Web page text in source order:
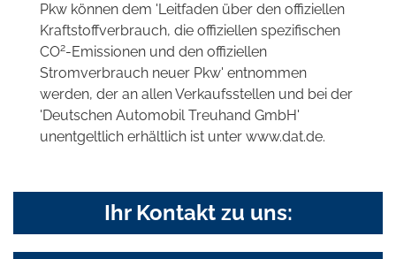
Pkw können dem 'Leitfaden über den offiziellen
Kraftstoffverbrauch, die offiziellen spezifischen
CO2-Emissionen und den offiziellen
Stromverbrauch neuer Pkw' entnommen
werden, der an allen Verkaufsstellen und bei der
'Deutschen Automobil Treuhand GmbH'
unentgeltlich erhältlich ist unter www.dat.de.
Ihr Kontakt zu uns: